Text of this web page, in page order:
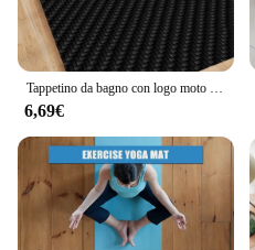
Tappetino da bagno con logo moto 3D HRC HONDA Camera dei bambini Decorazione camera da letto Balcone Zerbino antiscivolo Soggiorno Tappeto di benvenuto
6,69€